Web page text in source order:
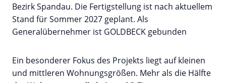
Bezirk Spandau. Die Fertigstellung ist nach aktuellem
Stand für Sommer 2027 geplant. Als
Generalübernehmer ist GOLDBECK gebunden
Ein besonderer Fokus des Projekts liegt auf kleinen
und mittleren Wohnungsgrößen. Mehr als die Hälfte